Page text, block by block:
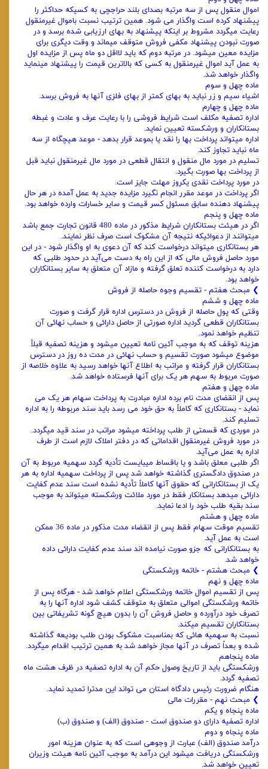
اموال منقول پس از سه مرتبه بصدای بلند حراجچی به کسیکه حداکثر را
پیشنهاد کرده است واگذار می‌ شود. همین ترتیب نسبت باموال غیرمنقول
رعایت میگردد مشروط بر اینکه پیشنهاد به بهای ارزیابی شده برسد و در
صورت نبودن پیشنهاد مکفی فروش متوقف میماند و وقت ‌دیگری برای
مزایده معین میشود. در مرتبه دوم که باید لااقل دو ماه پس از مزایده اول
به عمل آید اموال غیرمنقول به کسی که بالاترین قیمت را‌ پیشنهاد مینماید
واگذار خواهد شد.
ماده چهل و سوم
اشیاء سیم و زر نباید به بهای کمتر از بهای فلزی آنها به فروش برسد.
ماده چهل و چهارم
اداره تصفیه مکلف است شرایط فروشی را با رعایت عرف و عادت و غبطه
بستانکاران و ورشکسته تعیین نماید.
اداره میتواند پرداخت بها را نقد یا بموعد قرار بدهد - موعد هیچگاه از سه
ماه نباید تجاوز کند.
تسلیم در مورد مال منقول و انتقال قطعی در مورد مال غیرمنقول نباید قبل
از پرداخت بها صورت بگیرد.
در مورد پرداخت نقدی یکروز مهلت جایز است.
اگر پرداخت در موعد مقرر انجام نگیرد مزایده جدید به عمل آمده در هر حال
پیشنهاد دهنده سابق مسئول کسر قیمت و سایر خسارات وارده خواهد ‌بود.
ماده چهل و پنجم
اگر در هیئت بستانکاران شرایط مذکور در ماده 480 قانون تجارت جمع باشد
میتوانند از دعوائیکه نتیجه آن مشکوک است صرف نظر ‌نمایند.
هر بستانکاری میتواند درخواست کند که آن دعوی به او واگذار شود - در این
مورد حاصل فروش مالی که از این راه به دست می‌آید در حدود طلبی که
‌دارد به درخواست ‌کننده تعلق گرفته و مازاد آن متعلق به سایر بستانکاران
خواهد بود.
❯ مبحث هفتم - تقسیم وجوه حاصله از فروش
ماده چهل و ششم
وقتی که پول حاصله از فروش در دسترس اداره قرار گرفت و صورت
بستانکاران قطعی گردید اداره صورتی از حاصل دارائی و حساب‌ نهائی آن
تنظیم خواهد نمود.
هزینه توقف که به موجب آئین‌ نامه تعیین میشود و هزینه تصفیه قبلاً
موضوع میشود صورت تقسیم و حساب نهائی در مدت ده روز در دسترس
‌بستانکاران قرار گرفته و مراتب به اطلاع آنها خواهد رسید به علاوه خلاصه از
صورت مربوط به سهم هر یک برای آنها فرستاده خواهد شد.
ماده چهل و هفتم
پس از انقضای مدت نام برده اداره مبادرت به پرداخت سهام هر یک می
‌نماید - بستانکاری که کاملاً به حق خود می‌ رسد باید سند مربوطه ‌را به اداره
تسلیم کند.
در موردی که قسمتی از طلب پرداخته میشود مراتب در سند قید میگردد.
در مورد فروش غیرمنقول اقداماتی که در دفتر املاک لازم است از طرف
اداره به عمل می‌آید.
اگر طلبی معلق باشد و یا باقساط میبایست تأدیه گردد سهمیه مربوط به آن
در صندوق دادگستری گذاشته خواهد شد پس از پرداخت سهمیه اداره به هر
یک از بستانکارانی که حقوق آنها کاملاً تأدیه نشده است سند عدم کفایت
دارائی میدهد بستانکار فقط در مورد ملائت ورشکسته میتواند به موجب
‌سند بقیه طلب خود را ادعا نماید.
ماده چهل و هشتم
تقسیم موقت سهام فقط پس از انقضاء مدت مذکور در ماده 36 ممکن
است به عمل آید.
به بستانکارانی که جزو صورت نیامده‌ اند سند عدم کفایت دارائی داده
خواهد شد.
❯ مبحث هشتم - خاتمه ورشکستگی
ماده چهل و نهم
پس از تقسیم اموال خاتمه ورشکستگی اعلام خواهد شد - هرگاه پس از
خاتمه ورشکستگی اموالی متعلق به متوقف کشف شود اداره‌ آنها را به
تصرف خود درآورده و حاصل فروش آن را بدون هیچ گونه تشریفاتی بین
بستانکاران تقسیم میکند.
نسبت به سهمیه‌ هائی که بمناسبت مشکوک بودن طلب بودیعه گذاشته
شده و بعداً تصرف در آنها مجاز خواهد شد به همین ترتیب اقدام میگردد.
ماده پنجاهم
ورشکستگی باید از تاریخ وصول حکم آن به اداره تصفیه در ظرف هشت ماه
تصفیه گردد.
هنگام ضرورت رئیس دادگاه استان می ‌تواند این مدترا تمدید نماید.
❯ مبحث نهم - مقررات مالی
ماده پنجاه و یکم
اداره تصفیه دارای دو صندوق است - صندوق (الف) و صندوق (ب)
ماده پنجاه و دوم
درآمد صندوق (الف) عبارت از وجوهی است که به عنوان هزینه امور
ورشکستگی دریافت میشود این درآمد به موجب آئین ‌نامه هیئت‌ وزیران
تعیین خواهد شد.